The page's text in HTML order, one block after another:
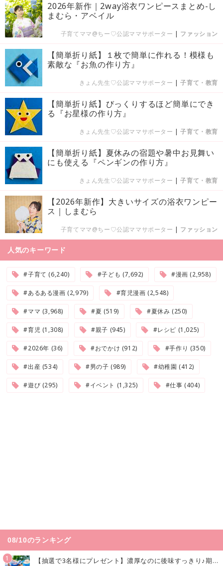
2026年新作｜2way浴衣ワンピースまとめ-し
まむら・アベイル
子育てママ@ちー♡公認ママサポーター | ファッション
【簡単折り紙】１枚で簡単に作れる！模様も
素敵な『お魚の作り方』
きょん先生♡公認ママサポーター |子育て・教育
【簡単折り紙】びっくりするほど簡単にでき
る『お星様の作り方』
きょん先生♡公認ママサポーター |子育て・教育
【簡単折り紙】夏休みの宿題や暑中お見舞い
にも使える『ペンギンの作り方』
きょん先生♡公認ママサポーター |子育て・教育
【2026年新作】大きいサイズの浴衣ワンピー
ス｜しまむら
子育てママ@ちー♡公認ママサポーター | ファッション
人気のキーワード
#子育て (6,240) #子ども (7,692) #漫画 (2,958)
#あるある漫画 (2,979) #育児漫画 (2,548)
#ママ (3,968) #夏 (519) #夏休み (250)
#育児 (1,308) #親子 (945) #レシピ (1,025)
#2026年 (36) #おでかけ (912) #手作り (350)
#出産 (534) #男の子 (989) #幼稚園 (412)
#遊び (295) #イベント (1,325) #仕事 (404)
08/10のランキング
1 【抽選で3名様にプレゼント】濃厚なのに後味すっきり♪期間限定の「メイトーのなめらかプリン カルピス®入りソース」で夏を味わおう！